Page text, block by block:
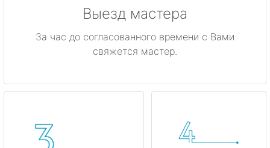
Выезд мастера
За час до согласованного времени с Вами
свяжется мастер.